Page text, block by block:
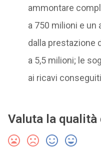
ammontare
a 750 milioni e un
dalla prestazione
a 5,5 milioni; le
ai ricavi
Valuta la